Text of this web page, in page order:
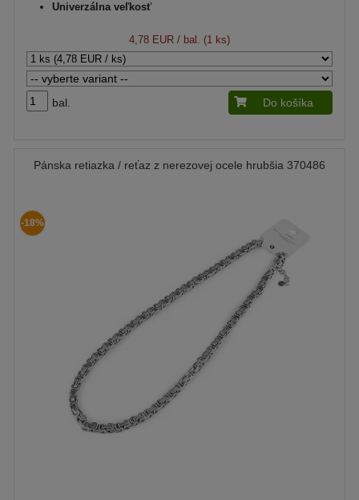
Univerzálna veľkosť
4,78 EUR / bal. (1 ks)
bal. Do košíka
Pánska retiazka / reťaz z nerezovej ocele hrubšia 370486
-18%